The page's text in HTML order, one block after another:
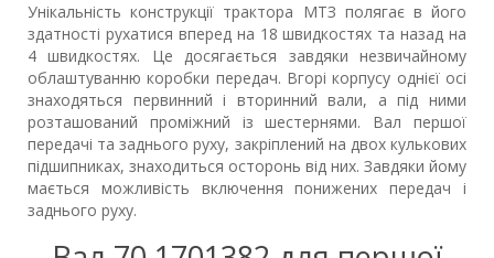
Унікальність конструкції трактора МТЗ полягає в його
здатності рухатися вперед на 18 швидкостях та назад на
4 швидкостях. Це досягається завдяки незвичайному
облаштуванню коробки передач. Вгорі корпусу однієї осі
знаходяться первинний і вторинний вали, а під ними
розташований проміжний із шестернями. Вал першої
передачі та заднього руху, закріплений на двох кулькових
підшипниках, знаходиться осторонь від них. Завдяки йому
мається можливість включення понижених передач і
заднього руху.